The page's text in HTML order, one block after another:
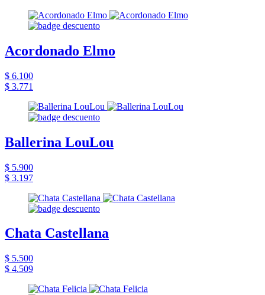
Acordonado Elmo
$ 6.100
$ 3.771
Ballerina LouLou
$ 5.900
$ 3.197
Chata Castellana
$ 5.500
$ 4.509